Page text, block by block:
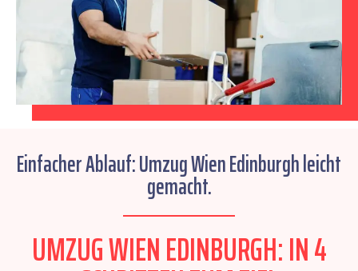
Einfacher Ablauf: Umzug Wien Edinburgh leicht
gemacht.
UMZUG WIEN EDINBURGH: IN 4